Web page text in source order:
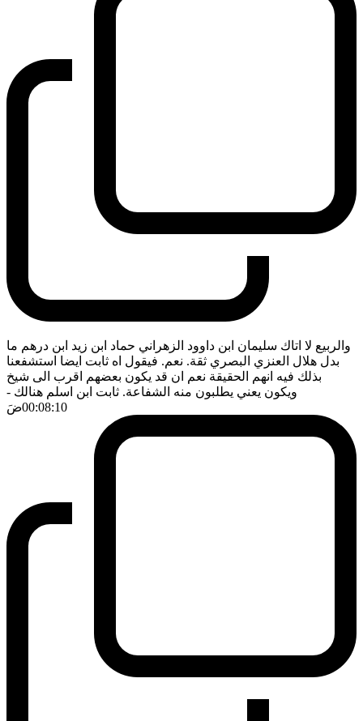
والربيع لا اتاك سليمان ابن داوود الزهراني حماد ابن زيد ابن درهم ما
بدل هلال العنزي البصري ثقة. نعم. فيقول اه ثابت ايضا استشفعنا
بذلك فيه انهم الحقيقة نعم ان قد يكون بعضهم اقرب الى شيخ
ويكون يعني يطلبون منه الشفاعة. ثابت ابن اسلم هنالك -
00:08:10ضَ